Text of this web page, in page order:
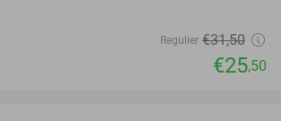
Regulier €31,50
€25,50